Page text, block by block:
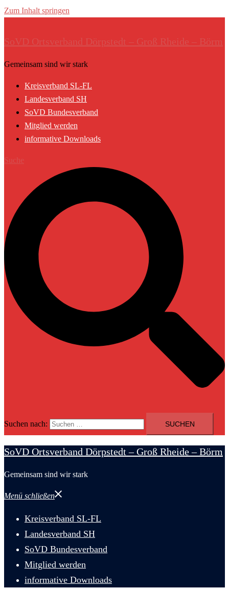
Zum Inhalt springen
SoVD Ortsverband Dörpstedt – Groß Rheide – Börm
Gemeinsam sind wir stark
Kreisverband SL-FL
Landesverband SH
SoVD Bundesverband
Mitglied werden
informative Downloads
Suche
Suchen nach:
SoVD Ortsverband Dörpstedt – Groß Rheide – Börm
Gemeinsam sind wir stark
Menü schließen
Kreisverband SL-FL
Landesverband SH
SoVD Bundesverband
Mitglied werden
informative Downloads